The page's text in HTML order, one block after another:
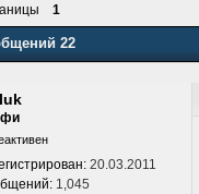
1
22
20.03.2011
1,045